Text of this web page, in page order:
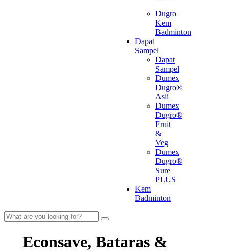
Dugro
Kem
Badminton
Dapat
Sampel
Dapat
Sampel
Dumex
Dugro®
Asli
Dumex
Dugro®
Fruit
&
Veg
Dumex
Dugro®
Sure
PLUS
Kem
Badminton
Econsave, Bataras &